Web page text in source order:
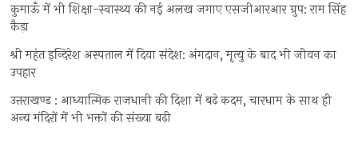
कुमाऊँ में भी शिक्षा-स्वास्थ्य की नई अलख जगाए एसजीआरआर ग्रुप: राम सिंह
कैड़ा
श्री महंत इन्दिरेश अस्पताल में दिया संदेश: अंगदान, मृत्यु के बाद भी जीवन का
उपहार
उत्तराखण्ड : आध्यात्मिक राजधानी की दिशा में बढ़े कदम, चारधाम के साथ ही
अन्य मंदिरों में भी भक्तों की संख्या बढ़ी